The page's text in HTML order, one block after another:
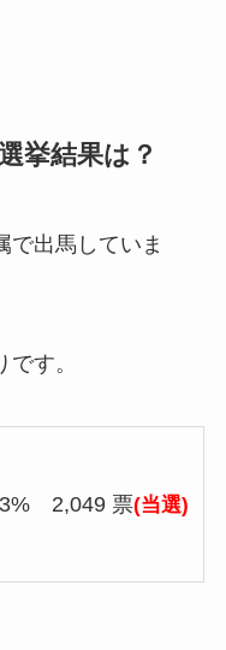
挙結果は？
で出馬していま
す。
2,049 票(当選)